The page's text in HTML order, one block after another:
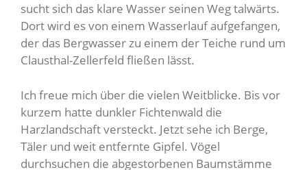
sucht sich das klare Wasser seinen Weg talwärts.
Dort wird es von einem Wasserlauf aufgefangen,
der das Bergwasser zu einem der Teiche rund um
Clausthal-Zellerfeld fließen lässt.
Ich freue mich über die vielen Weitblicke. Bis vor
kurzem hatte dunkler Fichtenwald die
Harzlandschaft versteckt. Jetzt sehe ich Berge,
Täler und weit entfernte Gipfel. Vögel
durchsuchen die abgestorbenen Baumstämme